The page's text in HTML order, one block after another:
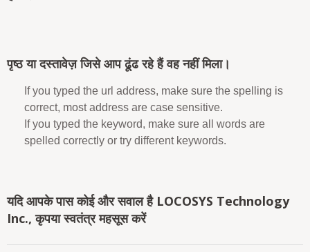
पृष्ठ या दस्तावेज़ जिसे आप ढूंढ रहे हैं वह नहीं मिला।
If you typed the url address, make sure the spelling is
correct, most address are case sensitive.
If you typed the keyword, make sure all words are
spelled correctly or try different keywords.
यदि आपके पास कोई और सवाल है LOCOSYS Technology
Inc., कृपया स्वतंत्र महसूस करें